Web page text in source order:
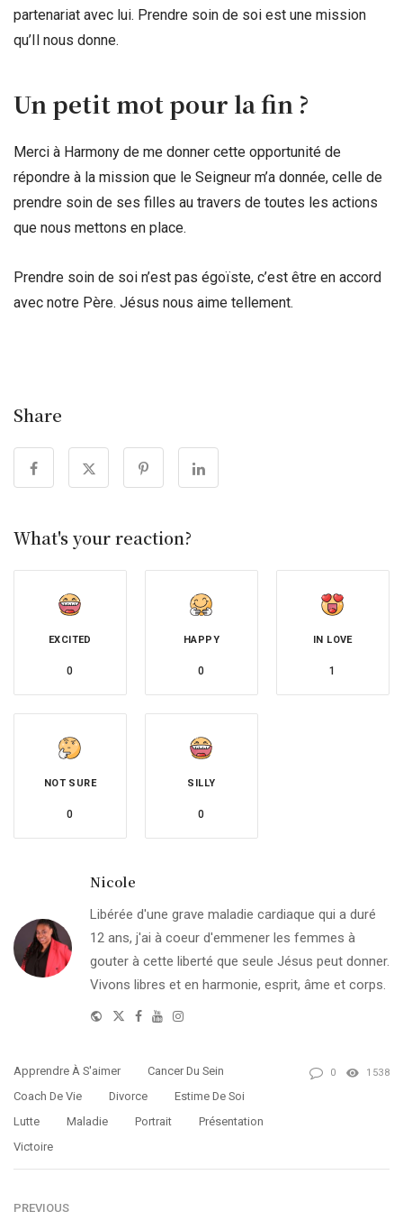
partenariat avec lui. Prendre soin de soi est une mission
qu’Il nous donne.
Un petit mot pour la fin ?
Merci à Harmony de me donner cette opportunité de
répondre à la mission que le Seigneur m’a donnée, celle de
prendre soin de ses filles au travers de toutes les actions
que nous mettons en place.
Prendre soin de soi n’est pas égoïste, c’est être en accord
avec notre Père. Jésus nous aime tellement.
Share
What's your reaction?
EXCITED
0
HAPPY
0
IN LOVE
1
NOT SURE
0
SILLY
0
Nicole
Libérée d'une grave maladie cardiaque qui a duré
12 ans, j'ai à coeur d'emmener les femmes à
gouter à cette liberté que seule Jésus peut donner.
Vivons libres et en harmonie, esprit, âme et corps.
WebsiteTwitter
Facebook
YoutubeInstagram
Apprendre À S'aimer
Cancer Du Sein
Coach De Vie
Divorce
Estime De Soi
Lutte
Maladie Portrait
Présentation
Victoire
0 1538
PREVIOUS